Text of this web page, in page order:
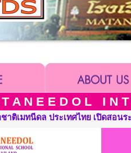
T A N E E D O L I N
าล ประถมศึกษาและมัธยมศึกษ